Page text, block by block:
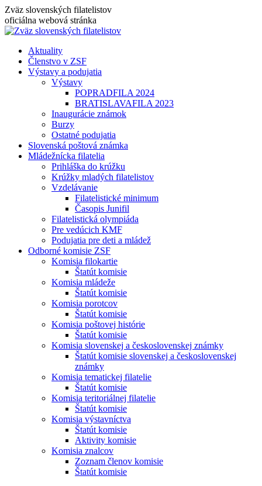
Skip
to
content
Zväz slovenských filatelistov
oficiálna webová stránka
Aktuality
Členstvo v ZSF
Výstavy a podujatia
Výstavy
POPRADFILA 2024
BRATISLAVAFILA 2023
Inaugurácie známok
Burzy
Ostatné podujatia
Slovenská poštová známka
Mládežnícka filatelia
Prihláška do krúžku
Krúžky mladých filatelistov
Vzdelávanie
Filatelistické minimum
Časopis Junifil
Filatelistická olympiáda
Pre vedúcich KMF
Podujatia pre deti a mládež
Odborné komisie ZSF
Komisia filokartie
Štatút komisie
Komisia mládeže
Štatút komisie
Komisia porotcov
Štatút komisie
Komisia poštovej histórie
Štatút komisie
Komisia slovenskej a československej známky
Štatút komisie slovenskej a československej
známky
Komisia tematickej filatelie
Štatút komisie
Komisia teritoriálnej filatelie
Štatút komisie
Komisia výstavníctva
Štatút komisie
Aktivity komisie
Komisia znalcov
Zoznam členov komisie
Štatút komisie